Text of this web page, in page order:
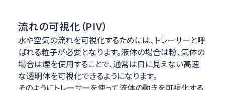
流れの可視化（PIV）
水や空気の流れを可視化するためには、トレーサーと呼
ばれる粒子が必要となります。液体の場合は粉、気体の
場合は煙を使用することで、通常は目に見えない高速
な透明体を可視化できるようになります。